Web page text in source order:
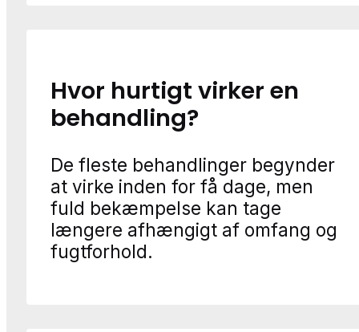
Hvor hurtigt virker en
behandling?
De fleste behandlinger begynder
at virke inden for få dage, men
fuld bekæmpelse kan tage
længere afhængigt af omfang og
fugtforhold.